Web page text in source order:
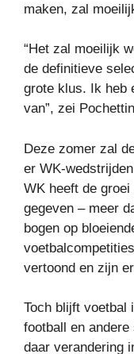
maken, zal
“Het zal moeilijk
de definitieve
grote klus. Ik heb
van”, zei
Deze zomer zal
er WK-
WK heeft de
gegeven – meer
bogen op
vertoond en zijn
Toch blijft voetbal
football en
daar verandering